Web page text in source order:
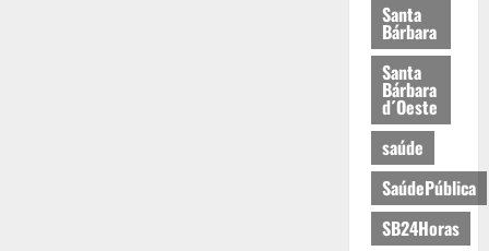
Santa
Bárbara
Santa
Bárbara
d´Oeste
saúde
SaúdePública
SB24Horas